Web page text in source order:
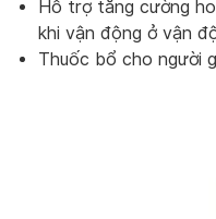
Hỗ trợ tăng cường
khi vận động ở vận
Thuốc bổ cho người